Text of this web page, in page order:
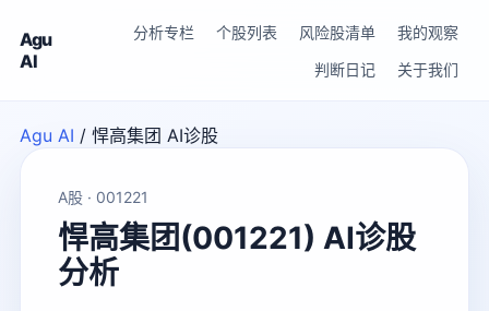
Agu
AI
分析专栏 个股列表 风险股清单
我的观察
判断日记
关于我们
Agu AI / 悍高集团 AI诊股
A股 · 001221
悍高集团(001221) AI诊股
分析